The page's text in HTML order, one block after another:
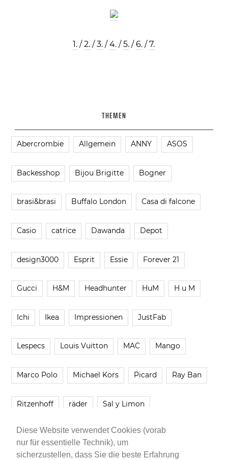
Diese Website verwendet Cookies (vorab
nur für essentielle Technik), um
sicherzustellen, dass Sie die beste Erfahrung
1. /2. /3. /4. /5. /6. /7.
THEMEN
Abercrombie Allgemein ANNY ASOS
Backesshop Bijou Brigitte Bogner
brasi&brasi Buffalo London Casa di falcone
Casio catrice Dawanda Depot
design3000 Esprit Essie Forever 21
Gucci H&M Headhunter HuM H u M
Ichi Ikea Impressionen JustFab
Lespecs Louis Vuitton MAC Mango
Marco Polo Michael Kors Picard Ray Ban
Ritzenhoff räder Sal y Limon
Smartbuyglasses smash! Steve Madden